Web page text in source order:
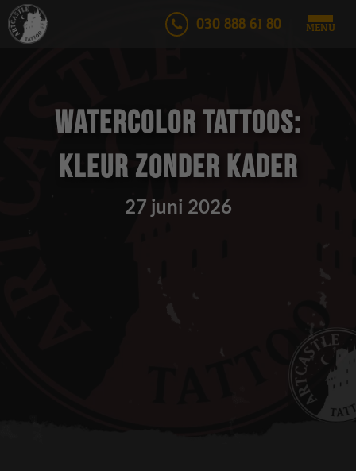
030 888 61 80 MENU
Watercolor tattoos:
kleur zonder kader
27 juni 2026